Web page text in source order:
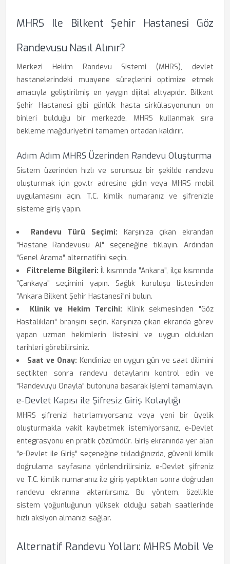
MHRS Ile Bilkent Şehir Hastanesi Göz
Randevusu Nasıl Alınır?
Merkezi Hekim Randevu Sistemi (MHRS), devlet
hastanelerindeki muayene süreçlerini optimize etmek
amacıyla geliştirilmiş en yaygın dijital altyapıdır. Bilkent
Şehir Hastanesi gibi günlük hasta sirkülasyonunun on
binleri bulduğu bir merkezde, MHRS kullanmak sıra
bekleme mağduriyetini tamamen ortadan kaldırır.
Adım Adım MHRS Üzerinden Randevu Oluşturma
Sistem üzerinden hızlı ve sorunsuz bir şekilde randevu
oluşturmak için gov.tr adresine gidin veya MHRS mobil
uygulamasını açın. T.C. kimlik numaranız ve şifrenizle
sisteme giriş yapın.
Randevu Türü Seçimi: Karşınıza çıkan ekrandan
"Hastane Randevusu Al" seçeneğine tıklayın. Ardından
"Genel Arama" alternatifini seçin.
Filtreleme Bilgileri: İl kısmında "Ankara", ilçe kısmında
"Çankaya" seçimini yapın. Sağlık kuruluşu listesinden
"Ankara Bilkent Şehir Hastanesi"ni bulun.
Klinik ve Hekim Tercihi: Klinik sekmesinden "Göz
Hastalıkları" branşını seçin. Karşınıza çıkan ekranda görev
yapan uzman hekimlerin listesini ve uygun oldukları
tarihleri görebilirsiniz.
Saat ve Onay: Kendinize en uygun gün ve saat dilimini
seçtikten sonra randevu detaylarını kontrol edin ve
"Randevuyu Onayla" butonuna basarak işlemi tamamlayın.
e-Devlet Kapısı ile Şifresiz Giriş Kolaylığı
MHRS şifrenizi hatırlamıyorsanız veya yeni bir üyelik
oluşturmakla vakit kaybetmek istemiyorsanız, e-Devlet
entegrasyonu en pratik çözümdür. Giriş ekranında yer alan
"e-Devlet ile Giriş" seçeneğine tıkladığınızda, güvenli kimlik
doğrulama sayfasına yönlendirilirsiniz. e-Devlet şifreniz
ve T.C. kimlik numaranız ile giriş yaptıktan sonra doğrudan
randevu ekranına aktarılırsınız. Bu yöntem, özellikle
sistem yoğunluğunun yüksek olduğu sabah saatlerinde
hızlı aksiyon almanızı sağlar.
Alternatif Randevu Yolları: MHRS Mobil Ve